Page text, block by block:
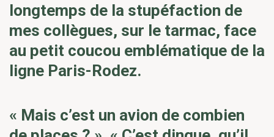
longtemps de la stupéfaction de
mes collègues, sur le tarmac, face
au petit coucou emblématique de la
ligne Paris-Rodez.
« Mais c’est un avion de combien